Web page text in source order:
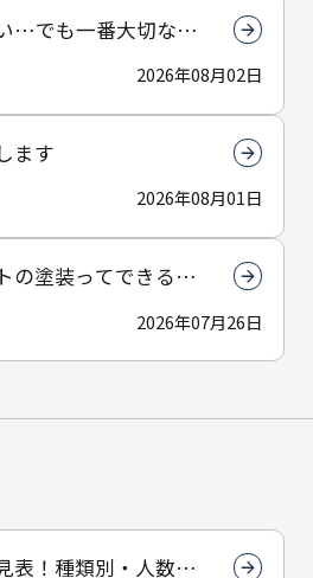
…でも一番大切なん
2026年08月02日
ます
2026年08月01日
の塗装ってできる
2026年07月26日
表！種類別・人数別